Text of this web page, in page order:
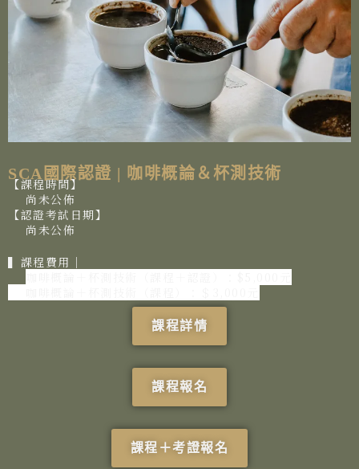
SCA國際認證 | 咖啡概論＆杯測技術
【課程時間】
尚未公佈
【認證考試日期】
尚未公佈
▍課程費用│
課程詳情
課程報名
課程＋考證報名